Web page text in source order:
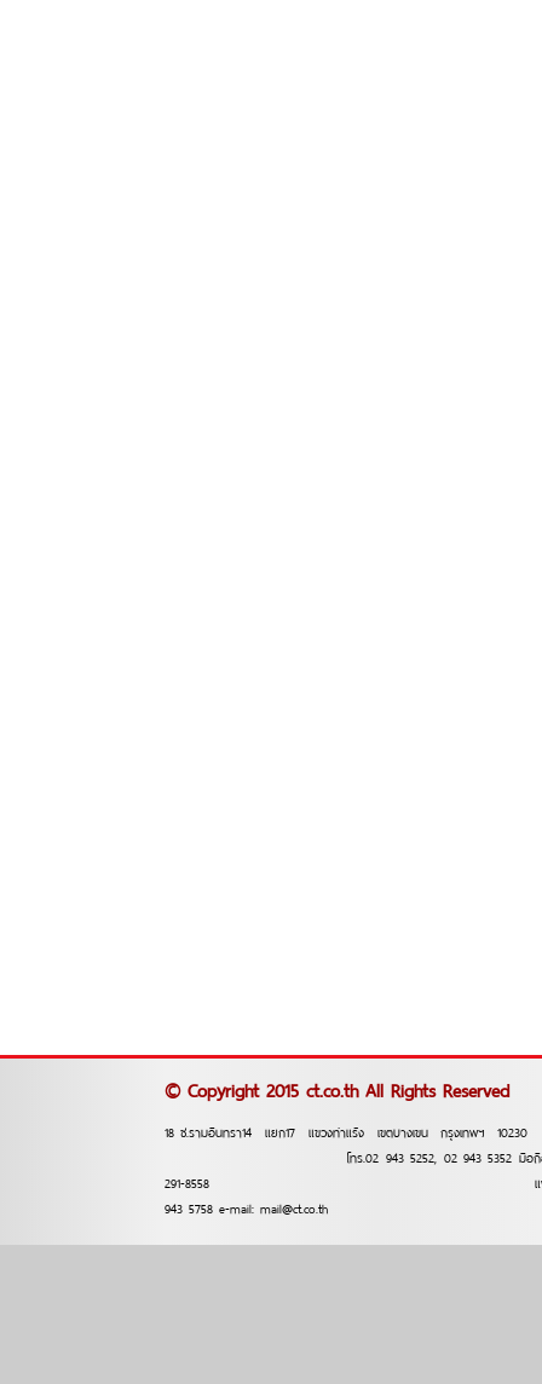
© Copyright 2015 ct.co.th All Rights Reserved
18 ซ.รามอินทรา14 แยก17 แขวงท่าแร้ง เขตบางเขน กรุงเทพฯ
โทร.02 943 5252, 02 943 5352 มือถือ
291-8558 แฟ็กซ์
943 5758 e-mail: mail@ct.co.th